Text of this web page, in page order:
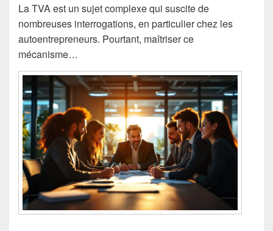
La TVA est un sujet complexe qui suscite de
nombreuses interrogations, en particulier chez les
autoentrepreneurs. Pourtant, maîtriser ce
mécanisme…